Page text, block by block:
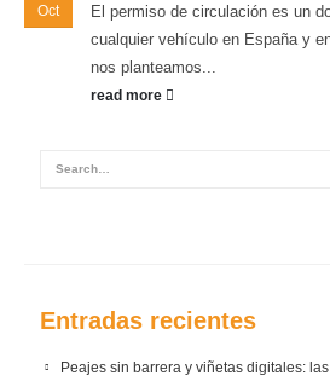
Oct
El permiso de circulación es un
cualquier vehículo en España y
nos planteamos...
read more
Entradas recientes
Peajes sin barrera y viñetas digitales: